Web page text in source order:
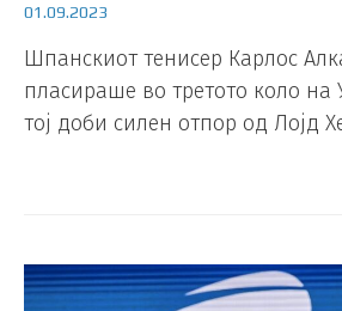
01.09.2023
Шпанскиот тенисер Карлос
пласираше во третото коло на
тој доби силен отпор од Лојд